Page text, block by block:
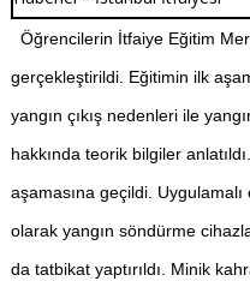
Öğrencilerin İtfaiye Eğitim
gerçekleştirildi. Eğitimin ilk
yangın çıkış nedenleri ile
hakkında teorik bilgiler
aşamasına geçildi.
olarak yangın söndürme
da tatbikat yaptırıldı. Minik